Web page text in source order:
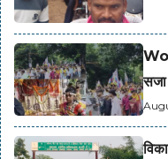
सजा